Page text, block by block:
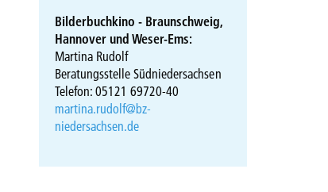
Bilderbuchkino - Braunschweig,
Hannover und Weser-Ems:
Martina Rudolf
Beratungsstelle Südniedersachsen
Telefon: 05121 69720-40
martina.rudolf@bz-
niedersachsen.de